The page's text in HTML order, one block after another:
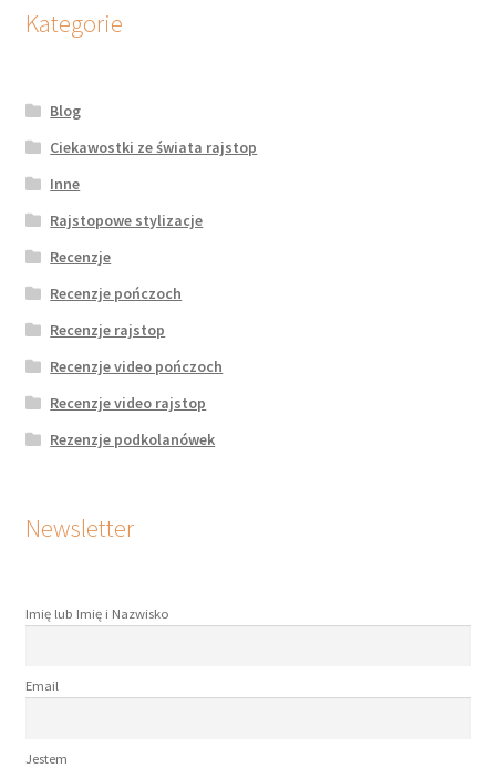
Kategorie
Blog
Ciekawostki ze świata rajstop
Inne
Rajstopowe stylizacje
Recenzje
Recenzje pończoch
Recenzje rajstop
Recenzje video pończoch
Recenzje video rajstop
Rezenzje podkolanówek
Newsletter
Imię lub Imię i Nazwisko
Email
Jestem